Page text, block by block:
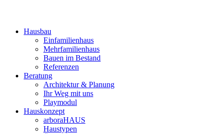
Hausbau
Einfamilienhaus
Mehrfamilienhaus
Bauen im Bestand
Referenzen
Beratung
Architektur & Planung
Ihr Weg mit uns
Playmodul
Hauskonzept
arboraHAUS
Haustypen